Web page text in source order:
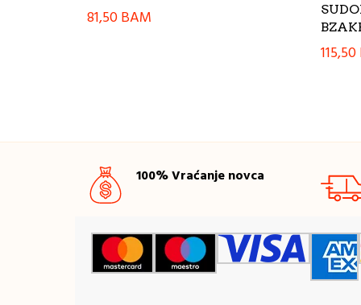
81,50BAM
115,50
100% Vraćanje novca